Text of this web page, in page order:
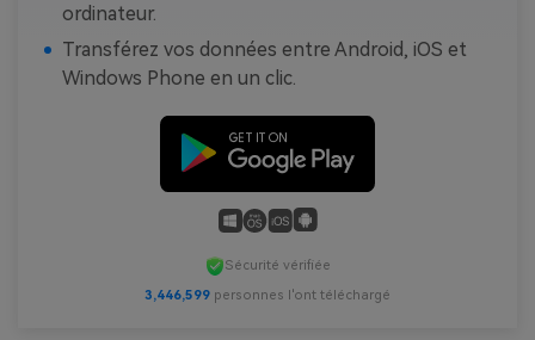
ordinateur.
Transférez vos données entre Android, iOS et
Windows Phone en un clic.
Sécurité vérifiée
3,446,600 personnes l'ont téléchargé